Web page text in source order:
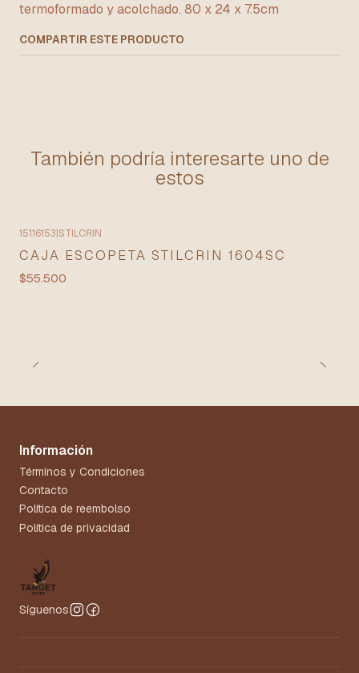
termoformado y acolchado. 80 x 24 x 7.5cm
COMPARTIR ESTE PRODUCTO
También podría interesarte uno de
estos
15116153 STILCRIN
CAJA ESCOPETA STILCRIN 1604SC
$55.500
Información
Términos y Condiciones
Contacto
Política de reembolso
Política de privacidad
Síguenos